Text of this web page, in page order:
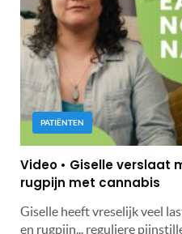
PATIËNTEN
Video • Giselle verslaat
rugpijn met cannabis
Giselle heeft vreselijk veel
en rugpijn... reguliere